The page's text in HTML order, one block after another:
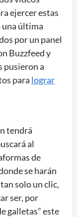
ejercer estas
una última
por un panel
Buzzfeed y
pusieron a
para lograr
tendrá
al
de
se harán
solo un clic,
ser, por
galletas” este